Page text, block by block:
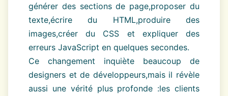
générer des sections de page,proposer du
texte,écrire du HTML,produire des
images,créer du CSS et expliquer des
erreurs JavaScript en quelques secondes.
Ce changement inquiète beaucoup de
designers et de développeurs,mais il révèle
aussi une vérité plus profonde :les clients